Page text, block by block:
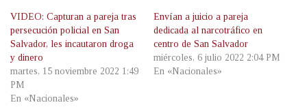
VIDEO: Capturan a pareja tras
persecución policial en San
Salvador, les incautaron droga
y dinero
martes, 15 noviembre 2022 1:49
PM
En «Nacionales»
Envían a juicio a pareja
dedicada al narcotráfico en
centro de San Salvador
miércoles, 6 julio 2022 2:04 PM
En «Nacionales»